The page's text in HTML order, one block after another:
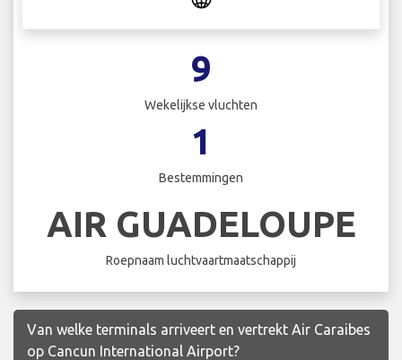
9
Wekelijkse vluchten
1
Bestemmingen
AIR GUADELOUPE
Roepnaam luchtvaartmaatschappij
Van welke terminals arriveert en vertrekt Air Caraibes
op Cancun International Airport?